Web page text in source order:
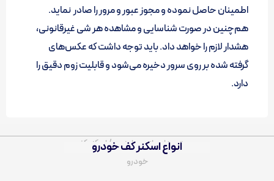
اطمینان حاصل نموده و مجوز عبور و مرور را صادر نماید.
هم‌چنین در صورت شناسایی و مشاهده هر شی غیرقانونی،
هشدار لازم را خواهد داد. باید توجه داشت که عکس‌های
گرفته شده بر روی سرور دخیره می‌شود و قابلیت زوم دقیق را
دارد.
انواع اسکنر کف خودرو
سیستم های بازرسی امنیت / اسکنر کف
خودرو